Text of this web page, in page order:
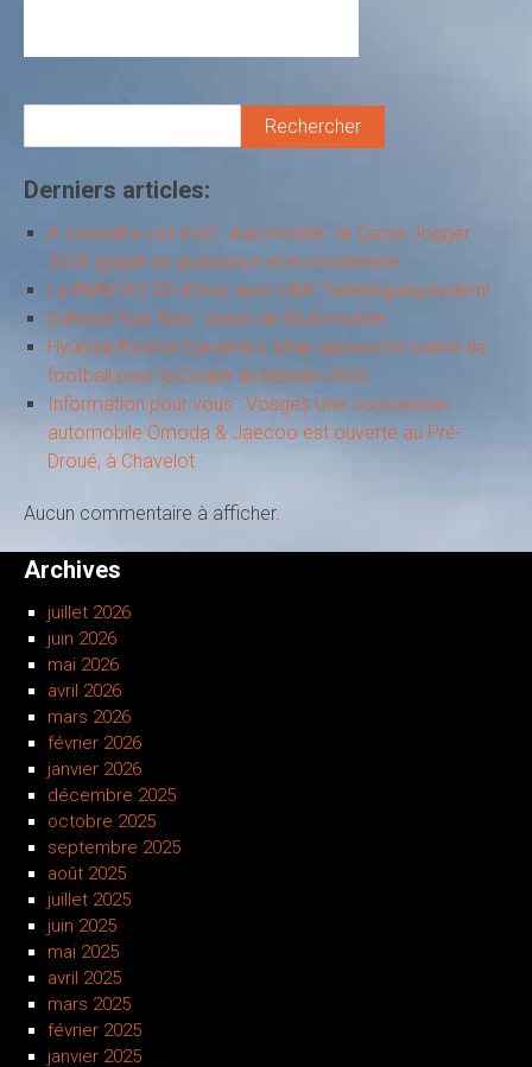
Rechercher
Derniers articles:
A connaître cet écrit : Automobile : le Dacia Jogger
2026 gagne en puissance et en modernité
La BMW iX3 50 xDrive avec H&R Tieferlegungsfedern!
Editorial tout frais : Salon de l’Automobile
Hyundai/Boston Dynamics Atlas apprend le ballon de
football pour la Coupe du Monde 2026
Information pour vous : Vosges Une concession
automobile Omoda & Jaecoo est ouverte au Pré-
Droué, à Chavelot
Aucun commentaire à afficher.
Archives
juillet 2026
juin 2026
mai 2026
avril 2026
mars 2026
février 2026
janvier 2026
décembre 2025
octobre 2025
septembre 2025
août 2025
juillet 2025
juin 2025
mai 2025
avril 2025
mars 2025
février 2025
janvier 2025